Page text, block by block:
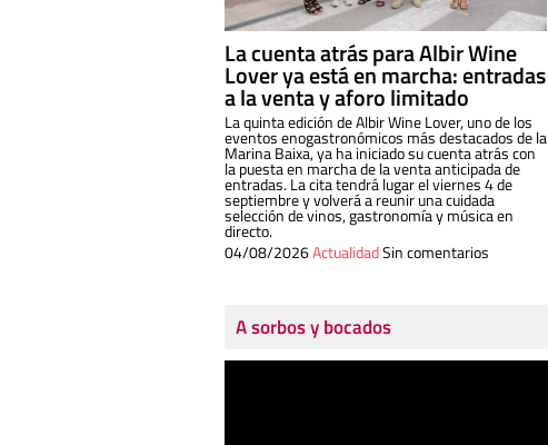
La cuenta atrás para Albir Wine
Lover ya está en marcha: entradas
a la venta y aforo limitado
La quinta edición de Albir Wine Lover, uno de los
eventos enogastronómicos más destacados de la
Marina Baixa, ya ha iniciado su cuenta atrás con
la puesta en marcha de la venta anticipada de
entradas. La cita tendrá lugar el viernes 4 de
septiembre y volverá a reunir una cuidada
selección de vinos, gastronomía y música en
directo.
04/08/2026ActualidadSin comentarios
A sorbos y bocados